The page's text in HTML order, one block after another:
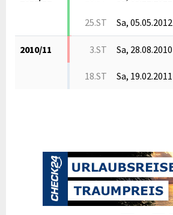
25.ST Sa, 05.05.2012
2010/11 3.ST Sa, 28.08.2010
18.ST Sa, 19.02.2011